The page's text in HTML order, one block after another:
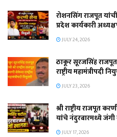
रोशनसिंग राजपूत यांची
प्रदेश कार्यकारी
JULY 24, 2026
ठाकूर सूरजसिंह राजपूत
राष्ट्रीय महामंत्रीपदी
JULY 23, 2026
श्री राष्ट्रीय राजपूत
यांचे नंदुरबारमध्ये
JULY 17, 2026